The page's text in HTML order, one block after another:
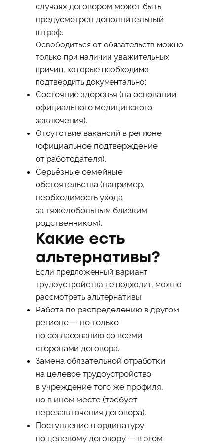
случаях договором может быть
предусмотрен дополнительный
штраф.
Освободиться от обязательств можно
только при наличии уважительных
причин, которые необходимо
подтвердить документально:
Состояние здоровья (на основании
официального медицинского
заключения).
Отсутствие вакансий в регионе
(официальное подтверждение
от работодателя).
Серьёзные семейные
обстоятельства (например,
необходимость ухода
за тяжелобольным близким
родственником).
Какие есть
альтернативы?
Если предложенный вариант
трудоустройства не подходит, можно
рассмотреть альтернативы:
Работа по распределению в другом
регионе — но только
по согласованию со всеми
сторонами договора.
Замена обязательной отработки
на целевое трудоустройство
в учреждение того же профиля,
но в ином месте (требует
перезаключения договора).
Поступление в ординатуру
по целевому договору — в этом